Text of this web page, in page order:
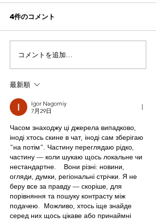
DIY Purifying Mask
4件のコメント
コメントを追加…
最新順
Igor Nagorniy
7月29日
Часом знаходжу ці джерела випадково,
іноді хтось скине в чат, іноді сам зберігаю
“на потім”. Частину переглядаю рідко,
частину — коли шукаю щось локальне чи
нестандартне.    Вони різні: новини,
огляди, думки, регіональні стрічки. Я не
беру все за правду — скоріше, для
порівняння та пошуку контрасту між
подачею.  Можливо, хтось іще знайде
серед них щось цікаве або принаймні